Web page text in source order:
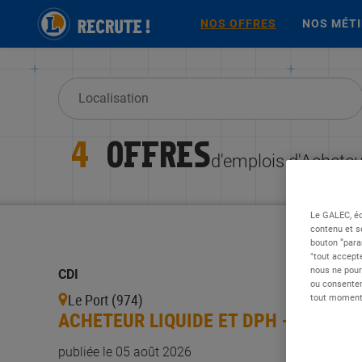
NOS OFFRES NOS
4 OFFRESd'emplois
CDI
Le Port (974)
ACHETEUR LIQUIDE ET DPH - H/F
publiée le 05 août 2026
Le GALEC,
contenu et
bouton
"tout
nous ne
ou
tout